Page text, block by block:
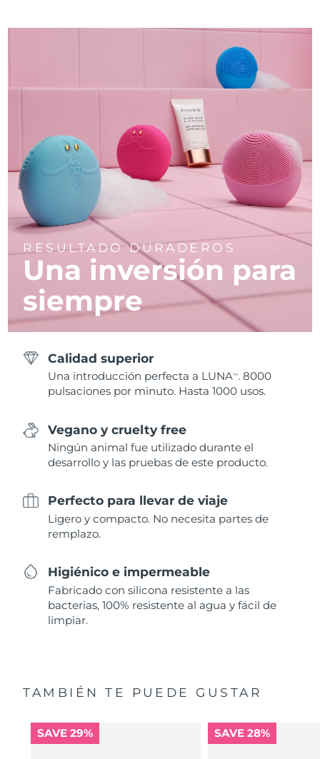
RESULTADO DURADEROS
Una inversión para
siempre
Calidad superior
Una introducción perfecta a LUNATM . 8000
pulsaciones por minuto. Hasta 1000 usos.
Vegano y cruelty free
Ningún animal fue utilizado durante el
desarrollo y las pruebas de este producto.
Perfecto para llevar de viaje
Ligero y compacto. No necesita partes de
remplazo.
Higiénico e impermeable
Fabricado con silicona resistente a las
bacterias, 100% resistente al agua y fácil de
limpiar.
TAMBIÉN TE PUEDE GUSTAR
SAVE 29% SAVE 28%